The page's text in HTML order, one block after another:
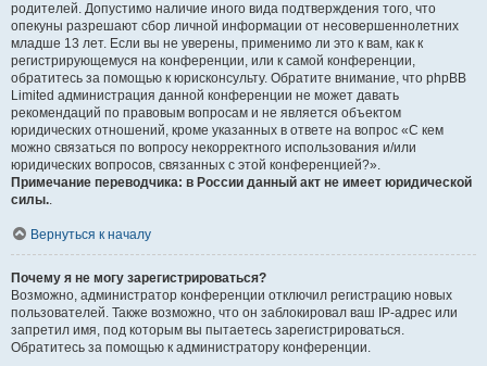
родителей. Допустимо наличие иного вида подтверждения того, что
опекуны разрешают сбор личной информации от несовершеннолетних
младше 13 лет. Если вы не уверены, применимо ли это к вам, как к
регистрирующемуся на конференции, или к самой конференции,
обратитесь за помощью к юрисконсульту. Обратите внимание, что phpBB
Limited администрация данной конференции не может давать
рекомендаций по правовым вопросам и не является объектом
юридических отношений, кроме указанных в ответе на вопрос «С кем
можно связаться по вопросу некорректного использования и/или
юридических вопросов, связанных с этой конференцией?».
Примечание переводчика: в России данный акт не имеет юридической
силы..
Вернуться к началу
Почему я не могу зарегистрироваться?
Возможно, администратор конференции отключил регистрацию новых
пользователей. Также возможно, что он заблокировал ваш IP-адрес или
запретил имя, под которым вы пытаетесь зарегистрироваться.
Обратитесь за помощью к администратору конференции.